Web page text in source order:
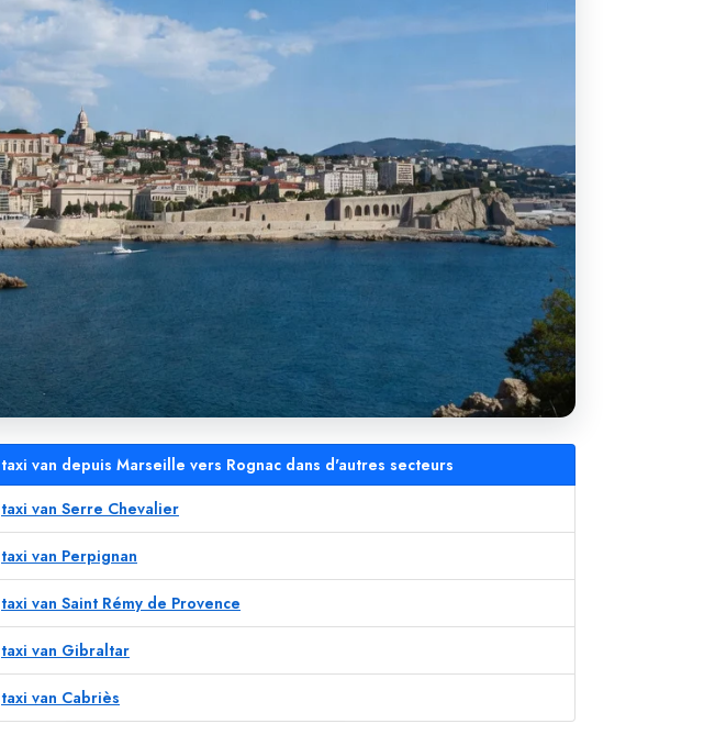
taxi van depuis Marseille vers Rognac dans d'autres secteurs
taxi van Serre Chevalier
taxi van Perpignan
taxi van Saint Rémy de Provence
taxi van Gibraltar
taxi van Cabriès